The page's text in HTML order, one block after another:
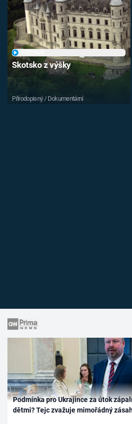
Skotsko z výšky
Přírodopisný / Dokumentární
Podmínka pro Ukrajince za útok
dětmi? Tejc zvažuje mimořádný